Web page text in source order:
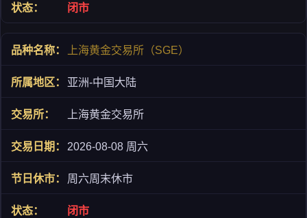
闭市
上海黄金交易所（SGE）
亚洲-中国大陆
上海黄金交易所
2026-08-08 周六
周六周末休市
闭市